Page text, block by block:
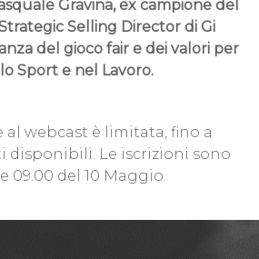
Gravina, ex campione del
Selling Director di Gi
del gioco fair e dei valori per
Sport e nel Lavoro.
al webcast è limitata, fino a
disponibili. Le iscrizioni sono
09.00 del 10 Maggio.